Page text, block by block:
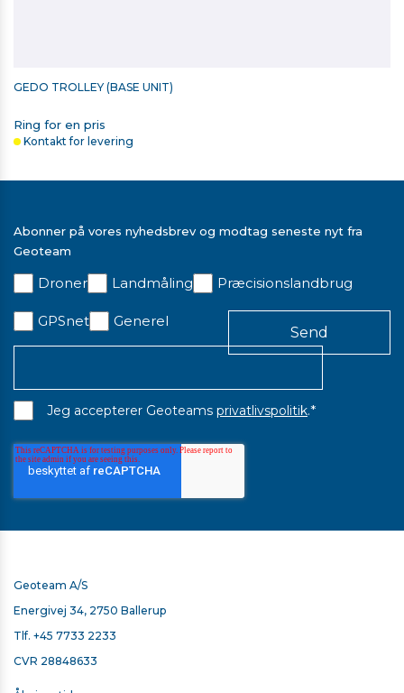
GEDO TROLLEY (BASE UNIT)
Ring for en pris
Kontakt for levering
Abonner på vores nyhedsbrev og modtag seneste nyt fra
Geoteam
Droner Landmåling Præcisionslandbrug
GPSnet Generel
Jeg accepterer Geoteams privatlivspolitik.*
Geoteam A/S
Energivej 34, 2750 Ballerup
Tlf. +45 7733 2233
CVR 28848633